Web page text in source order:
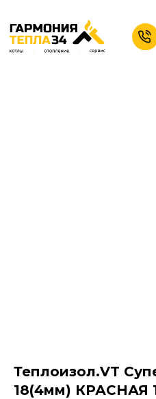
Теплоизол.VT
18(4мм) КРАСНАЯ